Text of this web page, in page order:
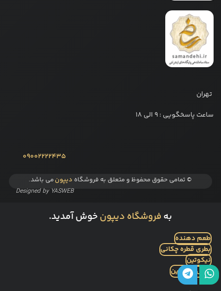
تهران
ساعت پاسخگویی : 9 الی 18
09002222435
© تمامی حقوق محفوظ و متعلق به فروشگاه دیپون می باشد.
Designed by YASWEB
به فروشگاه دیپونخوش آمدید.
طعم دهنده
بطری قطره چکانی
نیکوتین
بیس نیکوتین